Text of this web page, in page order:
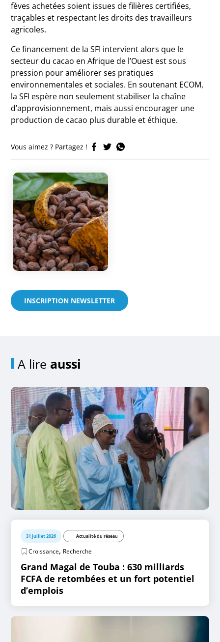
fèves achetées soient issues de filières certifiées,
traçables et respectant les droits des travailleurs
agricoles.
Ce financement de la SFI intervient alors que le
secteur du cacao en Afrique de l’Ouest est sous
pression pour améliorer ses pratiques
environnementales et sociales. En soutenant ECOM,
la SFI espère non seulement stabiliser la chaîne
d’approvisionnement, mais aussi encourager une
production de cacao plus durable et éthique.
Vous aimez ? Partagez !
INSCRIPTION NEWSLETTER
A lire aussi
31 juillet 2026 Actualité du réseau
Croissance, Recherche
Grand Magal de Touba : 630 milliards
FCFA de retombées et un fort potentiel
d’emplois